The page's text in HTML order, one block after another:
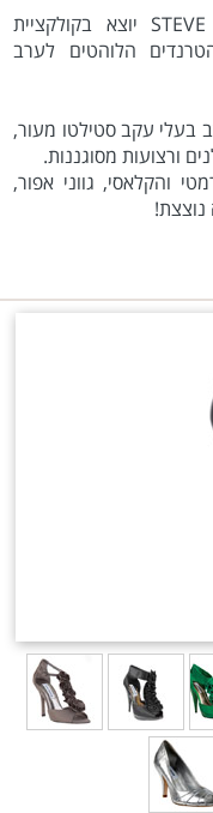
מותג הנעליים הפופולארי STEVE MADDEN יוצא בקולקציית
הלוהטים לערב
בעלי עקב סטילטו מעור,
ורצועות מסוגננות.
והקלאסי, גווני אפור,
נוצצת!